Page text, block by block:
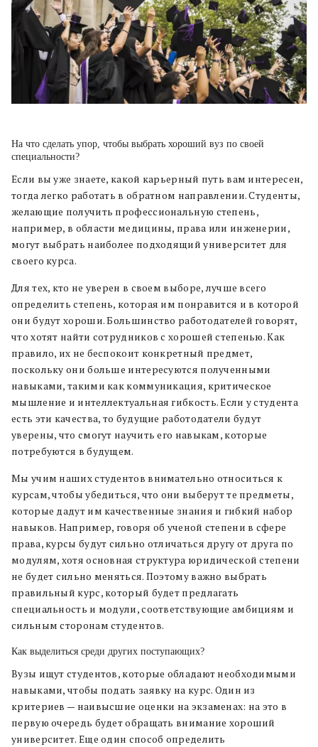
На что сделать упор, чтобы выбрать хороший вуз по своей
специальности?
Если вы уже знаете, какой карьерный путь вам интересен,
тогда легко работать в обратном направлении. Студенты,
желающие получить профессиональную степень,
например, в области медицины, права или инженерии,
могут выбрать наиболее подходящий университет для
своего курса.
Для тех, кто не уверен в своем выборе, лучше всего
определить степень, которая им понравится и в которой
они будут хороши. Большинство работодателей говорят,
что хотят найти сотрудников с хорошей степенью. Как
правило, их не беспокоит конкретный предмет,
поскольку они больше интересуются полученными
навыками, такими как коммуникация, критическое
мышление и интеллектуальная гибкость. Если у студента
есть эти качества, то будущие работодатели будут
уверены, что смогут научить его навыкам, которые
потребуются в будущем.
Мы учим наших студентов внимательно относиться к
курсам, чтобы убедиться, что они выберут те предметы,
которые дадут им качественные знания и гибкий набор
навыков. Например, говоря об ученой степени в сфере
права, курсы будут сильно отличаться другу от друга по
модулям, хотя основная структура юридической степени
не будет сильно меняться. Поэтому важно выбрать
правильный курс, который будет предлагать
специальность и модули, соответствующие амбициям и
сильным сторонам студентов.
Как выделиться среди других поступающих?
Вузы ищут студентов, которые обладают необходимыми
навыками, чтобы подать заявку на курс. Один из
критериев — наивысшие оценки на экзаменах: на это в
первую очередь будет обращать внимание хороший
университет. Еще один способ определить